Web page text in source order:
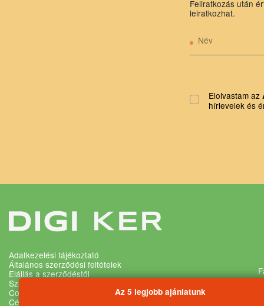
Az 5 legjobb ajánlatunk
Feliratkozás után
leiratkozhat.
Név
Elolvastam az
hírlevelek és
Adatkezelési tájékoztató
Általános szerződési feltételek
Elállás a szerződéstől
Szállítási és fizetési feltételek
Cookie és adatvédelmi beállítások
Cégadatok